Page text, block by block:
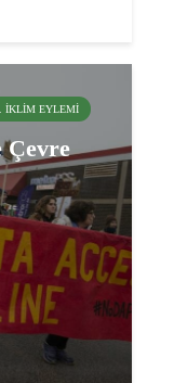
İKLIM EYLEMI
Çevre